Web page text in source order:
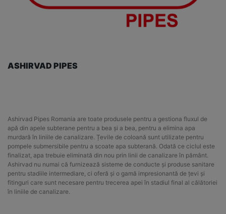
ASHIRVAD PIPES
Ashirvad Pipes Romania are toate produsele pentru a gestiona fluxul de
apă din apele subterane pentru a bea și a bea, pentru a elimina apa
murdară în liniile de canalizare. Țevile de coloană sunt utilizate pentru
pompele submersibile pentru a scoate apa subterană. Odată ce ciclul este
finalizat, apa trebuie eliminată din nou prin linii de canalizare în pământ.
Ashirvad nu numai că furnizează sisteme de conducte și produse sanitare
pentru stadiile intermediare, ci oferă și o gamă impresionantă de țevi și
fitinguri care sunt necesare pentru trecerea apei în stadiul final al călătoriei
în liniile de canalizare.